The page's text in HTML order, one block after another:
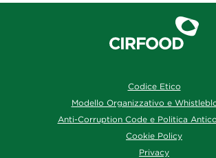
Codice Etico
Modello Organizzativo e
Anti-Corruption Code e Politica
Cookie Policy
Privacy